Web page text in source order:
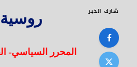
شارك الخبر
المحرر السياسي-